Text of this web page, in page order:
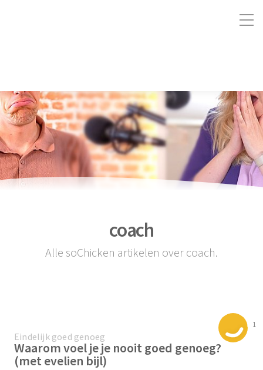
coach
Alle soChicken artikelen over coach.
1
Eindelijk goed genoeg
Waarom voel je je nooit goed genoeg?
(met evelien bijl)